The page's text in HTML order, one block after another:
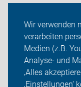
Wir verwenden
verarbeiten
Medien (z.B.
Analyse- und
‚Alles
‚Einstellungen‘
Der ADFC in
Sei dabei
Presse